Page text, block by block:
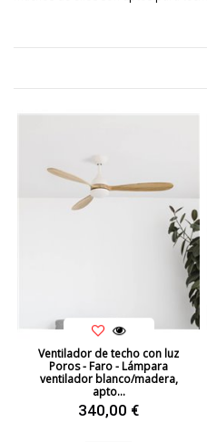
Ventilador de techo con luz
Poros - Faro - Lámpara
ventilador blanco/madera,
apto...
340,00 €